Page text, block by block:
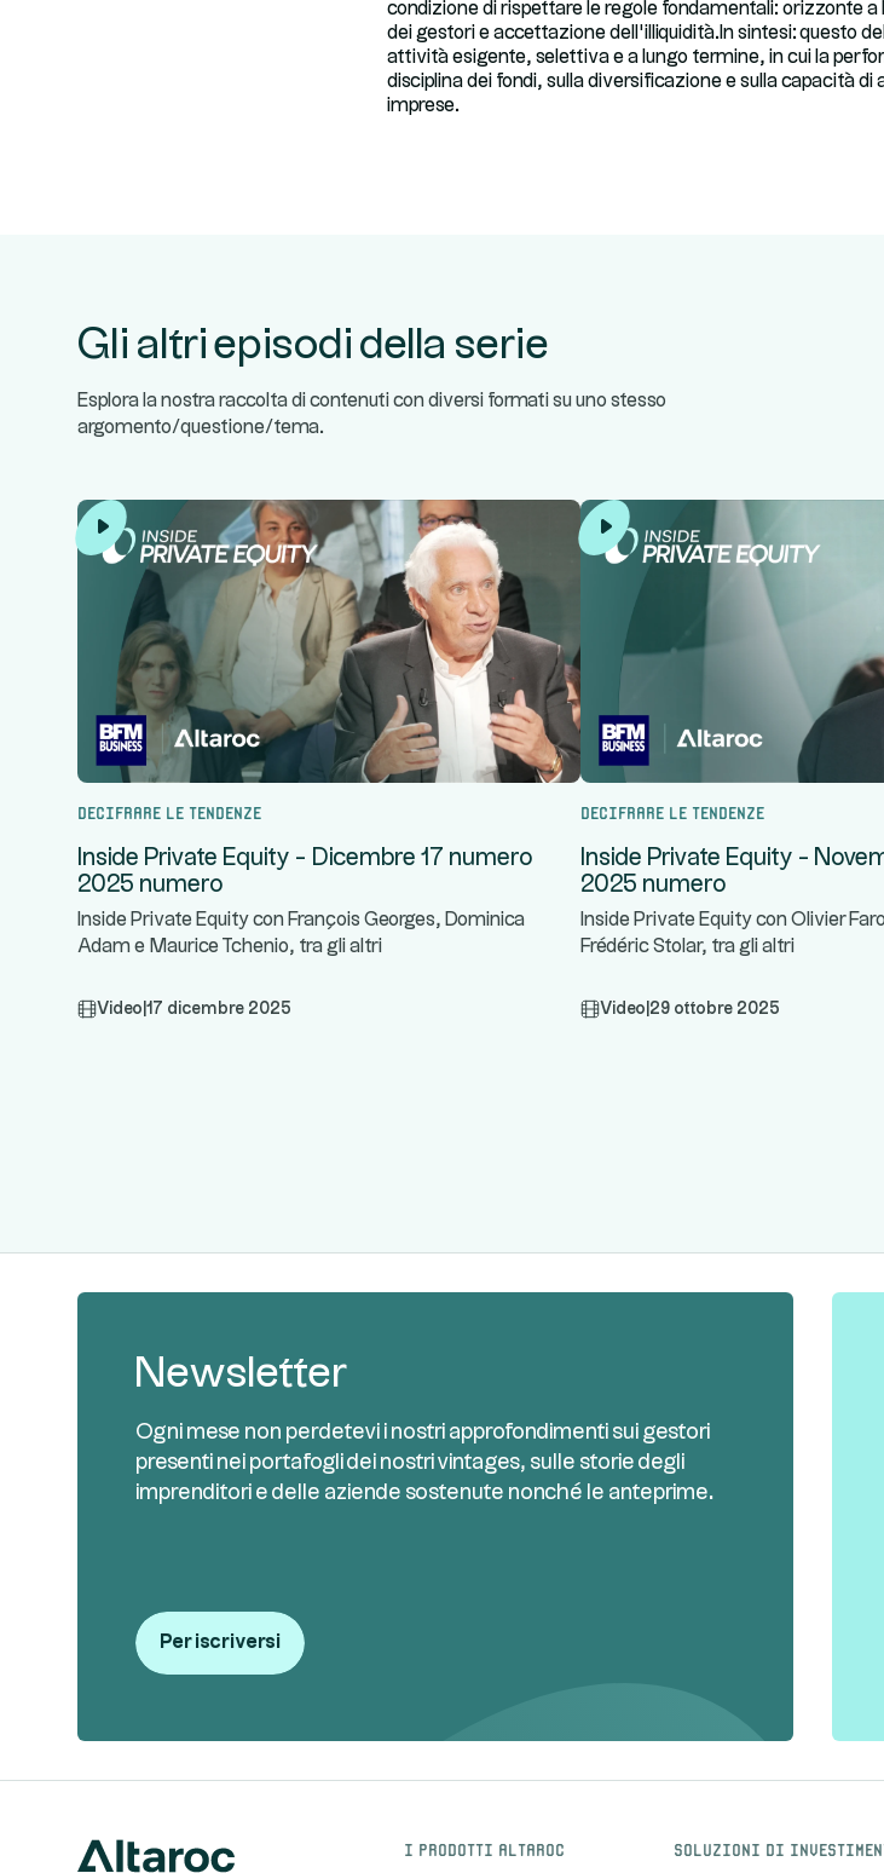
condizione di rispettare le regole fondamentali: orizzonte
dei gestori e accettazione dell’illiquidità.In sintesi: questo
attività esigente, selettiva e a lungo termine, in cui la
disciplina dei fondi, sulla diversificazione e sulla capacità
imprese.
Gli altri episodi della serie
Esplora la nostra raccolta di contenuti con diversi formati su uno stesso
argomento/questione/tema.
Decifrare le tendenze
Inside Private Equity - Dicembre 17 numero
2025 numero
Inside Private Equity con François Georges, Dominica
Adam e Maurice Tchenio, tra gli altri
Video 17 dicembre 2025
Decifrare le tendenze
Inside Private Equity -
2025 numero
Inside Private Equity con Olivier
Frédéric Stolar, tra gli altri
Video 29 ottobre 2025
Newsletter
Ogni mese non perdetevi i nostri approfondimenti sui gestori
presenti nei portafogli dei nostri vintages, sulle storie degli
imprenditori e delle aziende sostenute nonché le anteprime.
Per iscriversi
I prodotti Altaroc Soluzioni di